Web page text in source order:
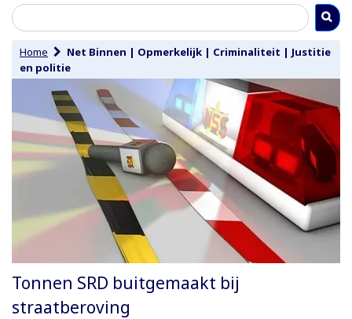
Home Net Binnen | Opmerkelijk | Criminaliteit | Justitie
en politie
Tonnen SRD buitgemaakt bij
straatberoving